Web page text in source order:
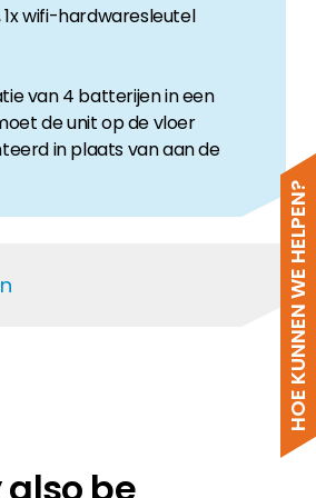
HOE KUNNEN WE HELPEN?
wifi-hardwaresleutel
van 4 batterijen in een
de unit op de vloer
in plaats van aan de